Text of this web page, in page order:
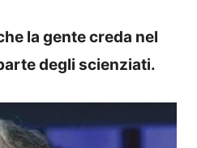
la gente creda nel
degli scienziati.